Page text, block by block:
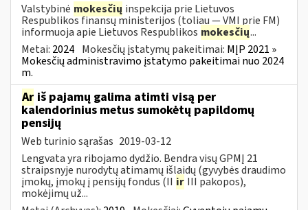
Valstybinė mokesčių inspekcija prie Lietuvos
Respublikos finansų ministerijos (toliau — VMI prie FM)
informuoja apie Lietuvos Respublikos mokesčių...
Metai: 2024 Mokesčių įstatymų pakeitimai: MĮP 2021 »
Mokesčių administravimo įstatymo pakeitimai nuo 2024
m.
Ar iš pajamų galima atimti visą per
kalendorinius metus sumokėtų papildomų
pensijų
Web turinio sąrašas 2019-03-12
Lengvata yra ribojamo dydžio. Bendra visų GPMĮ 21
straipsnyje nurodytų atimamų išlaidų (gyvybės draudimo
įmokų, įmokų į pensijų fondus (II ir III pakopos),
mokėjimų už...